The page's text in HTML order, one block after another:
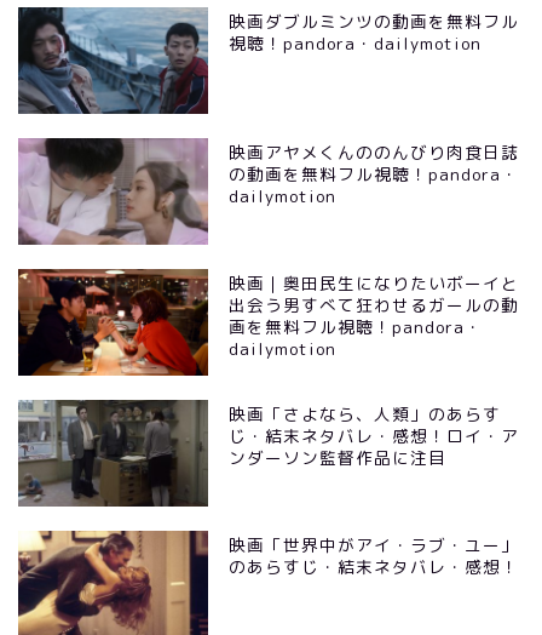
映画ダブルミンツの動画を無料フル
視聴！pandora・dailymotion
映画アヤメくんののんびり肉食日誌
の動画を無料フル視聴！pandora・
dailymotion
映画｜奥田民生になりたいボーイと
出会う男すべて狂わせるガールの動
画を無料フル視聴！pandora・
dailymotion
映画「さよなら、人類」のあらす
じ・結末ネタバレ・感想！ロイ・ア
ンダーソン監督作品に注目
映画「世界中がアイ・ラブ・ユー」
のあらすじ・結末ネタバレ・感想！